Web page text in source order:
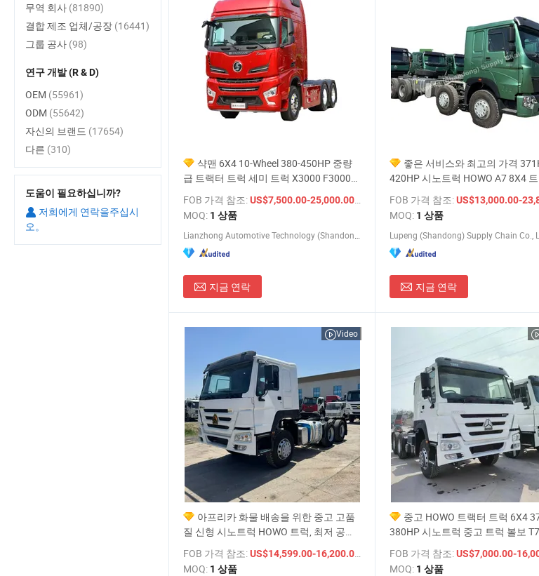
샥맨 6X4 10-Wheel 380-450HP 중량
급 트랙터 트럭 세미 트럭 X3000 F3000
물류 공장 가격
FOB 가격 참조:US$7,500.00-25,000.00/ 상품
MOQ: 1 상품
지금 연락
좋은 서비스와 최고의 가격
420HP 시노트럭 HOWO A7 8X4
트럭 판매
FOB 가격 참조:US$13,000.00-
MOQ: 1 상품
Lupeng (Shandong) Supply Chain Co.,
지금 연락
Video
아프리카 화물 배송을 위한 중고 고품
질 신형 시노트럭 HOWO 트럭, 최저 공장
가격 6X4 중량급 차량 트랙터 트럭
FOB 가격 참조:US$14,599.00-16,200.00 / 상품
MOQ: 1 상품
중고 HOWO 트랙터 트럭 6X4
380HP 시노트럭 중고 트럭 볼보
트럭 샤크만 트랙터 트럭 FAW 트랙
럭 가격
FOB 가격 참조:US$7,000.00-
MOQ: 1 상품
무역 회사 (81890)
결합 제조 업체/공장 (16441)
그룹 공사 (98)
연구 개발 (R & D)
OEM (55961)
ODM (55642)
자신의 브랜드 (17654)
다른 (310)
도움이 필요하십니까?
저희에게 연락을주십시
오。